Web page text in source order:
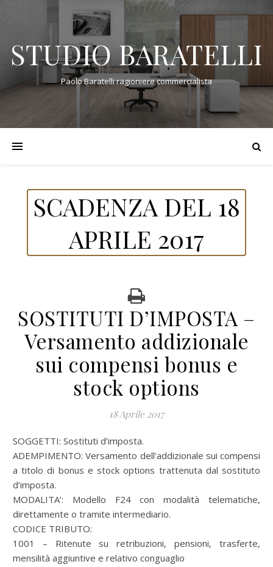
STUDIO BARATELLI
Paolo Baratelli ragioniere commercialista
SCADENZA DEL 18
APRILE 2017
SOSTITUTI D’IMPOSTA –
Versamento addizionale
sui compensi bonus e
stock options
18 Aprile 2017
SOGGETTI: Sostituti d’imposta.
ADEMPIMENTO: Versamento dell’addizionale sui compensi
a titolo di bonus e stock options trattenuta dal sostituto
d’imposta.
MODALITA’: Modello F24 con modalità telematiche,
direttamente o tramite intermediario.
CODICE TRIBUTO:
1001 – Ritenute su retribuzioni, pensioni, trasferte,
mensilità aggiuntive e relativo conguaglio